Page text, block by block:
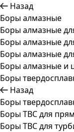
Назад
Боры алмазные
Боры алмазные
Боры алмазные
Боры алмазные
Боры алмазные и
Боры
Назад
Боры
Боры ТВС для
Боры ТВС для